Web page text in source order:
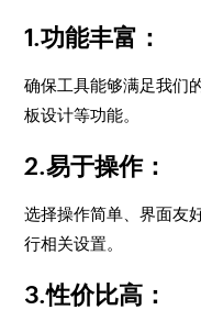
1.功能丰富：
确保工具能够满足我们
板设计等功能。
2.易于操作：
选择操作简单、界面友
行相关设置。
3.性价比高：